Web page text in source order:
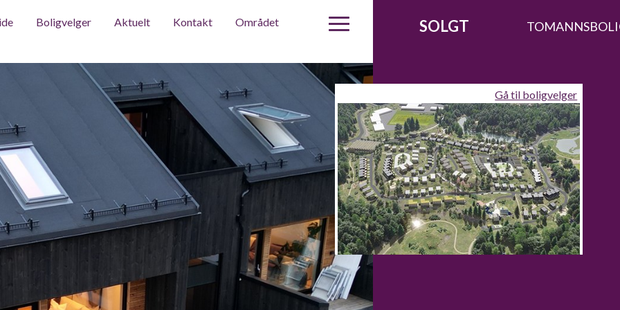
Boligvelger Aktuelt Kontakt Området
Forside Boligvelger Aktuelt
Området
SOLGT
Gå til boligvelger